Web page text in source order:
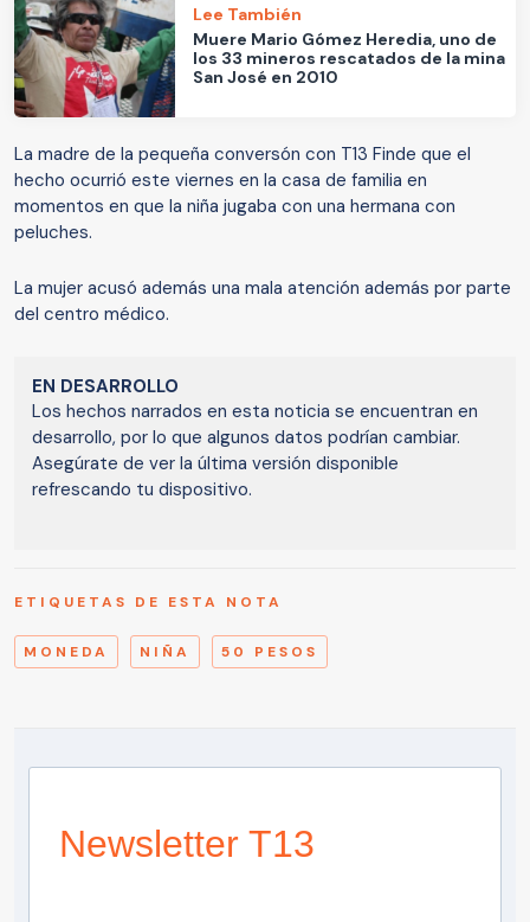
Lee También
Muere Mario Gómez Heredia, uno de
los 33 mineros rescatados de la mina
San José en 2010
La madre de la pequeña conversón con T13 Finde que el
hecho ocurrió este viernes en la casa de familia en
momentos en que la niña jugaba con una hermana con
peluches.
La mujer acusó además una mala atención además por parte
del centro médico.
EN DESARROLLO
Los hechos narrados en esta noticia se encuentran en
desarrollo, por lo que algunos datos podrían cambiar.
Asegúrate de ver la última versión disponible
refrescando tu dispositivo.
ETIQUETAS DE ESTA NOTA
MONEDA NIÑA 50 PESOS
Newsletter T13